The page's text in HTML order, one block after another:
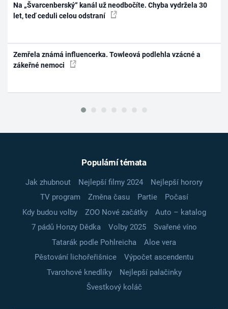
Na „Švarcenberský“ kanál už neodbočíte. Chyba vydržela 30
let, teď ceduli celou odstraní
Zemřela známá influencerka. Towleová podlehla vzácné a
zákeřné nemoci
Populární témata
Jak zhubnout Nejlepší filmy 2024
Nejlepší horory
TV program
Změna času Partie
Počasí
Kdy budou volby
ZOO Nové začátky
Auto – katalog
7 pádů Honzy Dědka
Volby 2025
Svařené víno
Tatarák podle Pohlreicha
Aloe vera
Pěstování lichořeřišnice
Výpočet ascendentu
Tvarohové knedlíky
Nejlepší palačinky
Švestkový koláč